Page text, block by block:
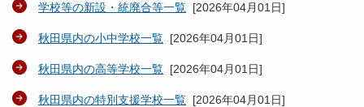
学校等の新設・統廃合等一覧 [2026年04月01日]
秋田県内の小中学校一覧 [2026年04月01日]
秋田県内の高等学校一覧 [2026年04月01日]
秋田県内の特別支援学校一覧 [2026年04月01日]